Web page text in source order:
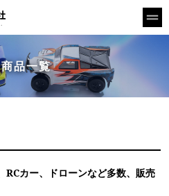
品一覧
RCカー、ドローンなど多数、販売